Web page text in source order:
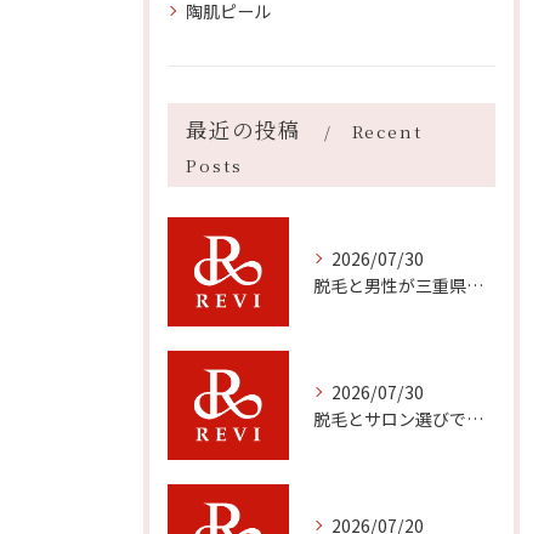
陶肌ピール
最近の投稿
Recent
Posts
2026/07/30
脱毛と男性が三重県伊勢市で快適に通える方法や比較ポイント徹底ガイド
2026/07/30
脱毛とサロン選びで三重県で後悔しないための料金や通いやすさ比較ガイド
2026/07/20